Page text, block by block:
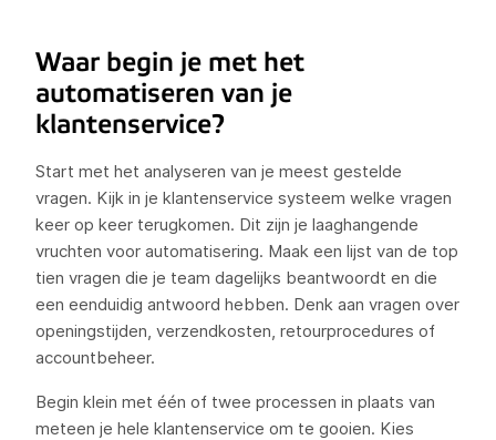
Waar begin je met het
automatiseren van je
klantenservice?
Start met het analyseren van je meest gestelde
vragen. Kijk in je klantenservice systeem welke vragen
keer op keer terugkomen. Dit zijn je laaghangende
vruchten voor automatisering. Maak een lijst van de top
tien vragen die je team dagelijks beantwoordt en die
een eenduidig antwoord hebben. Denk aan vragen over
openingstijden, verzendkosten, retourprocedures of
accountbeheer.
Begin klein met één of twee processen in plaats van
meteen je hele klantenservice om te gooien. Kies